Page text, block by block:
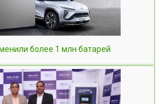
более 1 млн батарей